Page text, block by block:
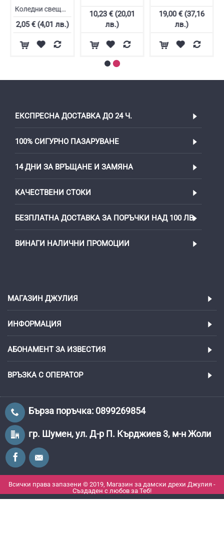
Коледни свещи снежинка
2,05 € (4,01 лв.)
10,23 € (20,01
лв.)
19,00 € (37,16
лв.)
ЕКСПРЕСНА ДОСТАВКА ДО 24 Ч.
100% СИГУРНО ПАЗАРУВАНЕ
14 ДНИ ЗА ВРЪЩАНЕ И ЗАМЯНА
КАЧЕСТВЕНИ СТОКИ
БЕЗПЛАТНА ДОСТАВКА ЗА ПОРЪЧКИ НАД 100 ЛВ.
ВИНАГИ НАЛИЧНИ ПРОМОЦИИ
МАГАЗИН ДЖУЛИЯ
ИНФОРМАЦИЯ
АБОНАМЕНТ ЗА ИЗВЕСТИЯ
ВРЪЗКА С ОПЕРАТОР
Бърза поръчка: 0899269854
гр. Шумен, ул. Д-р П. Кърджиев 3, м-н Жоли
Всички права запазени © 2019, Магазин за дамски дрехи Джулия -
Създаден с любов за Теб!